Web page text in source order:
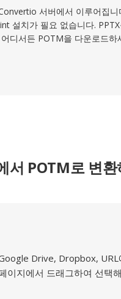
서버에서 이루어집
설치가 필요 없습니다.
어디서든 POTM을 다운로드하
서 POTM로 변
Drive, Dropbox, URL
이지에서 드래그하여 선택